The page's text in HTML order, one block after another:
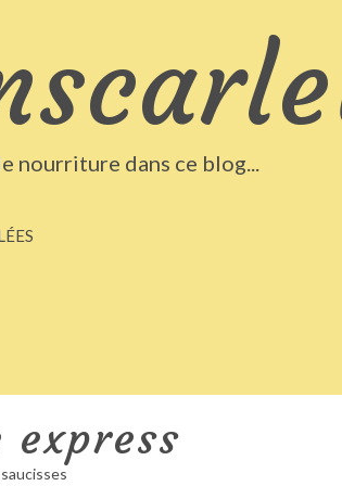
nourriture dans ce blog...
express
saucisses